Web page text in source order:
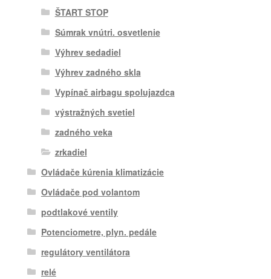
ŠTART STOP
Súmrak vnútri. osvetlenie
Výhrev sedadiel
Výhrev zadného skla
Vypínač airbagu spolujazdca
výstražných svetiel
zadného veka
zrkadiel
Ovládače kúrenia klimatizácie
Ovládače pod volantom
podtlakové ventily
Potenciometre, plyn. pedále
regulátory ventilátora
relé